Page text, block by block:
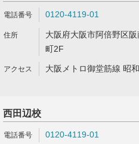
0120-4119-01
大阪府大阪市阿倍野区
町2F
大阪メトロ御堂筋線 昭
西田辺校
0120-4119-01